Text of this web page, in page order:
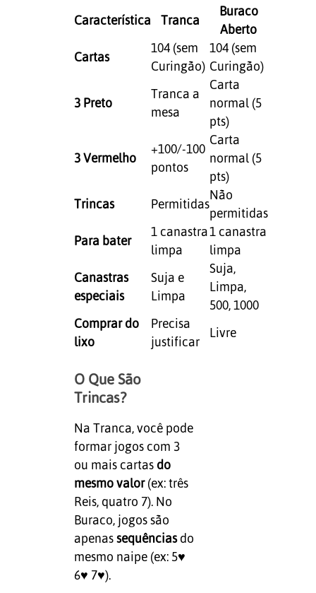
Característica Tranca
Buraco
Aberto
Cartas
104 (sem
Curingão)
104 (sem
Curingão)
3 Preto
Tranca a
mesa
Carta
normal (5
pts)
3 Vermelho
+100/-100
pontos
Carta
normal (5
pts)
Trincas
Permitidas
Não
permitidas
Para bater
1 canastra
limpa
1 canastra
limpa
Canastras
especiais
Suja e
Limpa
Suja,
Limpa,
500, 1000
Comprar do
lixo
Precisa
justificar
Livre
O Que São
Trincas?
Na Tranca, você pode
formar jogos com 3
ou mais cartas do
mesmo valor(ex: três
Reis, quatro 7). No
Buraco, jogos são
apenas sequênciasdo
mesmo naipe (ex: 5♥
6♥ 7♥).